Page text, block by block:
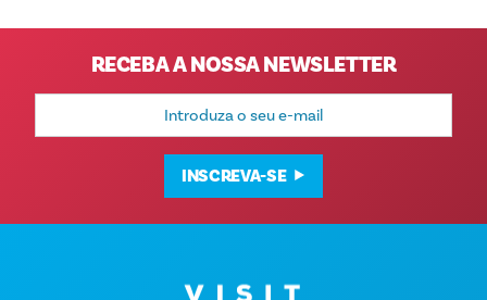
RECEBA A NOSSA NEWSLETTER
Endereço
e-
INSCREVA-SE